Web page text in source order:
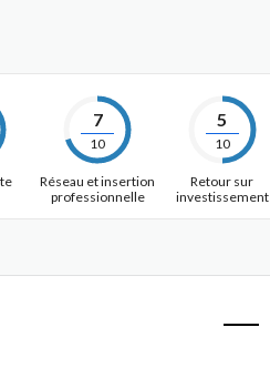
7
10
Réseau et insertion
professionnelle
5
10
Retour sur
investissement